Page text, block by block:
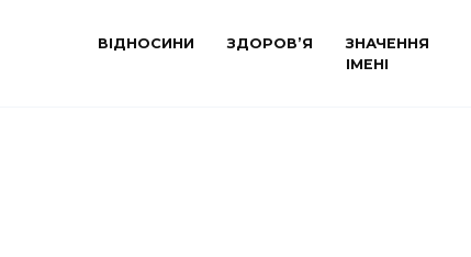
ВІДНОСИНИ ЗДОРОВ’Я
ЗНАЧЕННЯ
ІМЕНІ